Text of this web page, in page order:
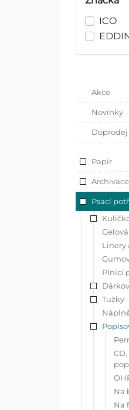
ICO
Akce
Novinky
Doprodej
Papír
Archivace
Psací
Linery
Plnicí
Tužky
Na
Na